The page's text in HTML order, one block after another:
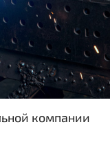
компании